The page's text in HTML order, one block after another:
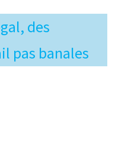
des
pas banales